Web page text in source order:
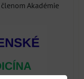
Akadémie